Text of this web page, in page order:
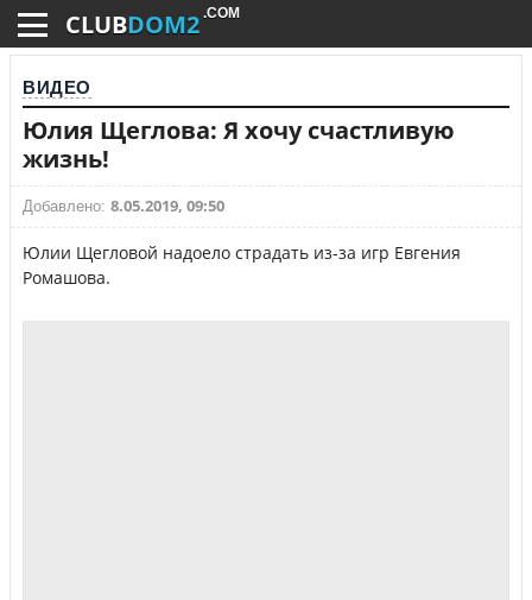
CLUBDOM2 .COM
ВИДЕО
Юлия Щеглова: Я хочу счастливую
жизнь!
Добавлено: 8.05.2019, 09:50
Юлии Щегловой надоело страдать из-за игр Евгения
Ромашова.